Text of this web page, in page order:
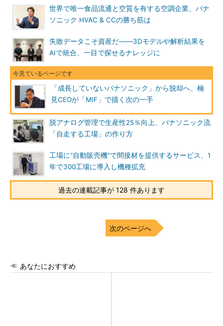
世界で唯一食品流通と空質を有する空調企業、パナ
ソニック HVAC & CCの勝ち筋は
失敗データこそ資産だ――3Dモデルや解析結果を
AIで統合、一目で探せるナレッジに
「成長していないパナソニック」から脱却へ、楠
見CEOが「MIF」で描く次の一手
脱アナログ管理で生産性25％向上、パナソニック流
「自走する工場」の作り方
工場に“自動販売機”で間接材を提供するサービス、1
年で300工場に導入し機種拡充
過去の連載記事が 128 件あります
次のページへ
あなたにおすすめ